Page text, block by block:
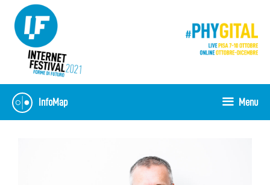
contenuto
InfoMap Menu